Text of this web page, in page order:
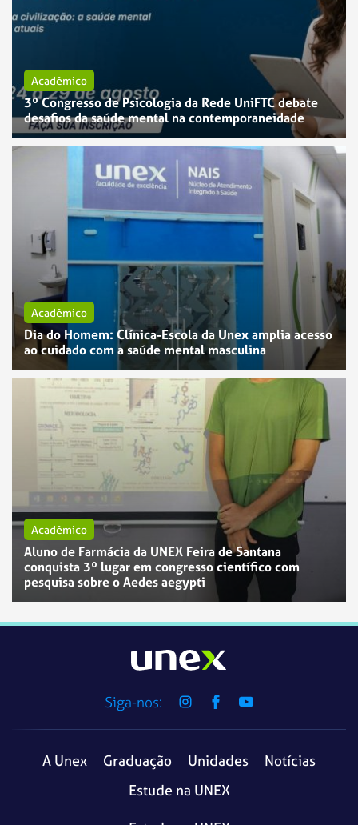
Acadêmico
3º Congresso de Psicologia da Rede UniFTC debate
desafios da saúde mental na contemporaneidade
Acadêmico
Dia do Homem: Clínica-Escola da Unex amplia acesso
ao cuidado com a saúde mental masculina
Acadêmico
Aluno de Farmácia da UNEX Feira de Santana
conquista 3º lugar em congresso científico com
pesquisa sobre o Aedes aegypti
Siga-nos:
A Unex Graduação Unidades
Notícias
Estude na UNEX